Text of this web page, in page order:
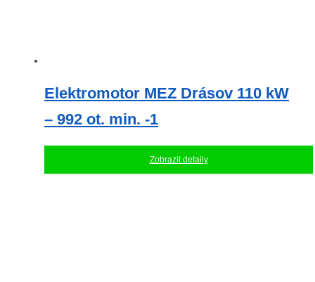
Elektromotor MEZ Drásov 110 kW
– 992 ot. min. -1
Zobrazit detaily